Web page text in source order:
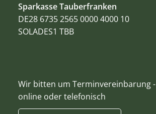
Sparkasse Tauberfranken
DE28 6735 2565 0000 4000 10
SOLADES1 TBB
Wir bitten um Terminvereinbarung -
online oder telefonisch